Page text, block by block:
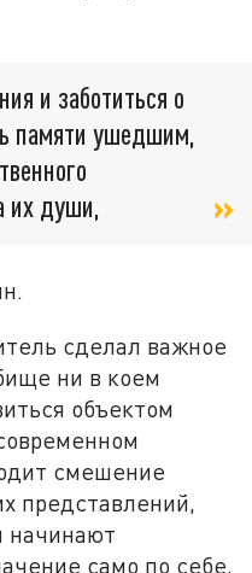
и заботиться о
памяти ушедшим,
их души,
сделал важное
ни в коем
объектом
смешение
представлений,
начинают
само по себе,